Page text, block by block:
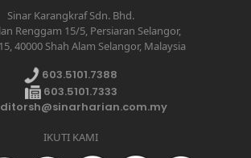
Sinar Karangkraf Sdn. Bhd.
Renggam 15/5, Persiaran Selangor,
40000 Shah Alam Selangor, Malaysia
603.5101.7388
603.5101.7333
IKUTI KAMI